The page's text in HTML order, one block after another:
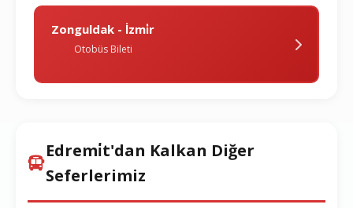
Zonguldak - İzmi̇r
Otobüs Bileti
Edremi̇t'dan Kalkan Diğer
Seferlerimiz